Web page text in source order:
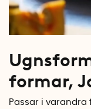
formar,
Passar i